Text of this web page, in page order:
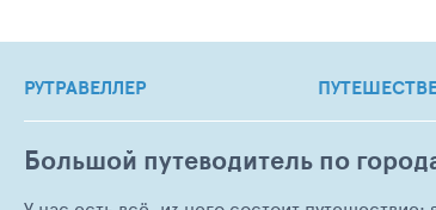
РУТРАВЕЛЛЕР
Большой путеводитель по